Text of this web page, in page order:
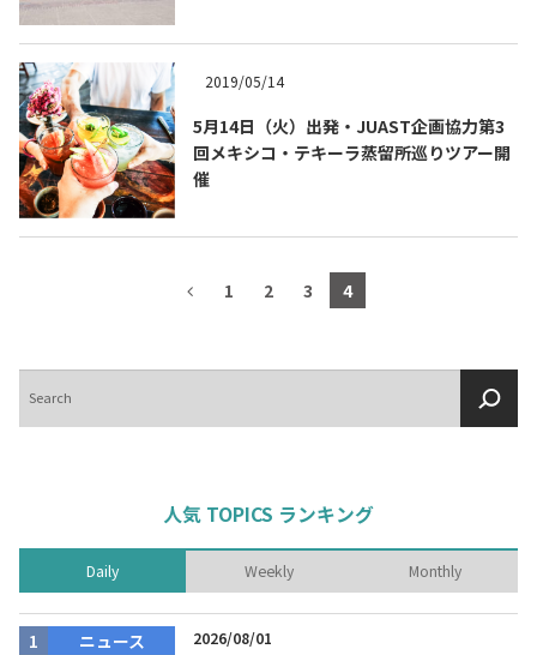
2019/05/14
5月14日（火）出発・JUAST企画協力第3
回メキシコ・テキーラ蒸留所巡りツアー開
催
1 2 3 4
索
人気 TOPICS ランキング
Daily Weekly Monthly
ニュース 2026/08/01